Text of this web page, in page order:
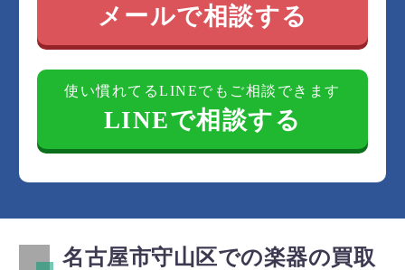
メールで相談する
使い慣れてるLINEでもご相談できます
LINEで相談する
名古屋市守山区での楽器の買取